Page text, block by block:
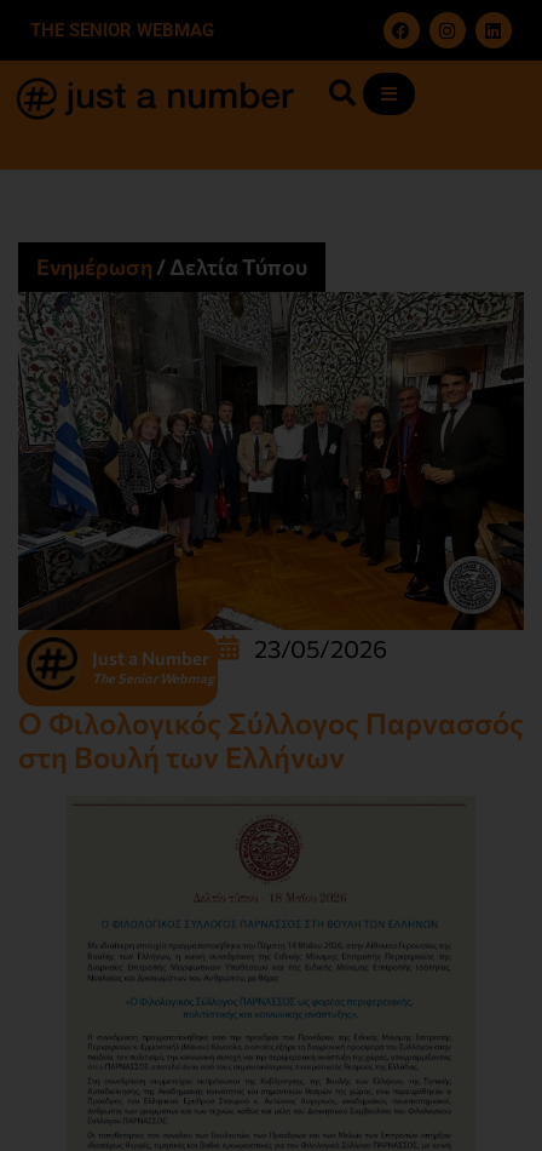
THE SENIOR WEBMAG
Ενημέρωση /Δελτία Τύπου
Just a Number
The Senior Webmag
23/05/2026
Ο Φιλολογικός Σύλλογος Παρνασσός
στη Βουλή των Ελλήνων